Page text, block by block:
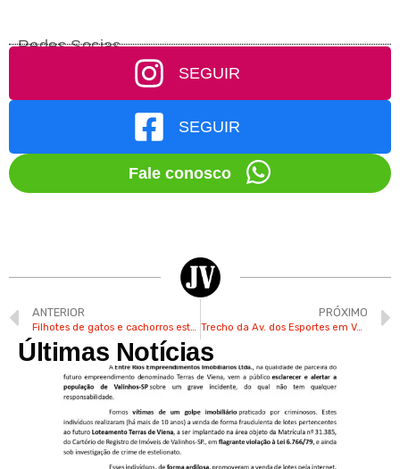
Redes Socias
SEGUIR
SEGUIR
Fale conosco
ANTERIOR
Filhotes de gatos e cachorros estão disponíveis para adoção no Bem-Estar Animal Valinhos
PRÓXIMO
Trecho da Av. dos Esportes em Valinhos é interditado para obras
Últimas Notícias